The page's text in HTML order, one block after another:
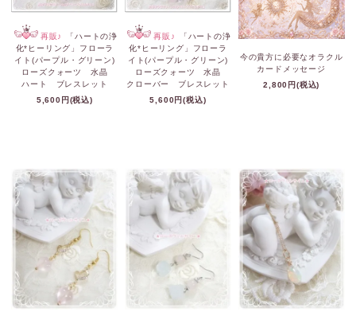
再販♪
「ハートの浄
化*ヒーリング」フローラ
イト(パープル・グリーン)
ローズクォーツ 水晶
ハート ブレスレット
5,600円(税込)
再販♪
「ハートの浄
化*ヒーリング」フローラ
イト(パープル・グリーン)
ローズクォーツ 水晶
クローバー ブレスレット
5,600円(税込)
今の貴方に必要なオラクル
カードメッセージ
2,800円(税込)